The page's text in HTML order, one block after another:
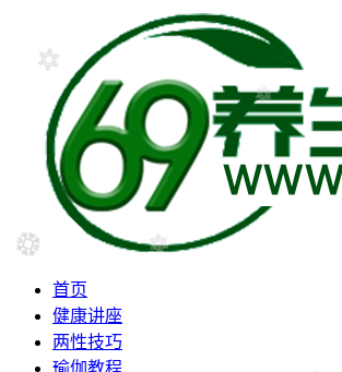
首页
健康讲座
两性技巧
瑜伽教程